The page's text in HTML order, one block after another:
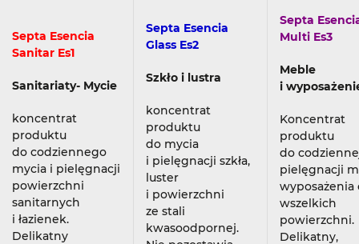
Septa Esencia
Sanitar Es1
Sanitariaty- Mycie
koncentrat
produktu
do codziennego
mycia i pielęgnacji
powierzchni
sanitarnych
i łazienek.
Delikatny
Septa Esencia
Glass Es2
Szkło i lustra
koncentrat
produktu
do mycia
i pielęgnacji szkła,
luster
i powierzchni
ze stali
kwasoodpornej.
Septa
Multi Es3
Meble
i
Koncentrat
produktu
do
pielęgnacji
wyposażenia
wszelkich
powierzchni.
Delikatny,